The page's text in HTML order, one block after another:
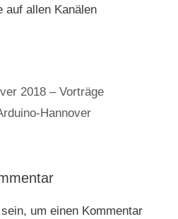
auf allen Kanälen
2018 – Vorträge
Hannover
sein, um einen Kommentar